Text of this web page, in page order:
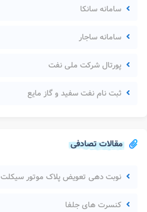
سامانه سانکا
سامانه ساجار
پورتال شرکت ملی نفت
ثبت نام نفت سفید و گاز مایع
مقالات تصادفی
نوبت دهی تعویض پلاک موتور سیکلت
کنسرت های جلفا